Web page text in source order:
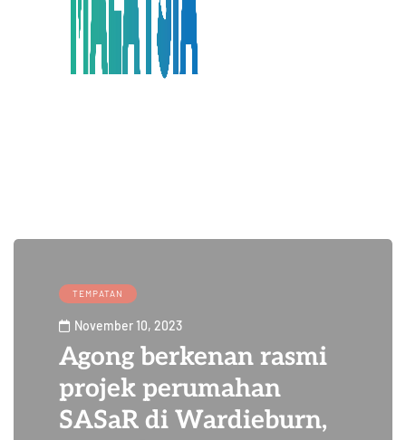
TEMPATAN
November 10, 2023
Agong berkenan rasmi
projek perumahan
SASaR di Wardieburn,